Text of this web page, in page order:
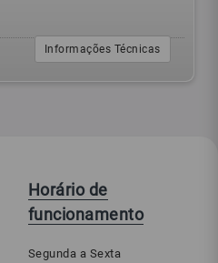
Informações Técnicas
Horário de
funcionamento
Segunda a Sexta